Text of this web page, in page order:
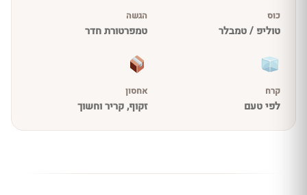
כוס
טוליפ / טמבלר
הגשה
טמפרטורת חדר
קרח
לפי טעם
אחסון
זקוף, קריר וחשוך